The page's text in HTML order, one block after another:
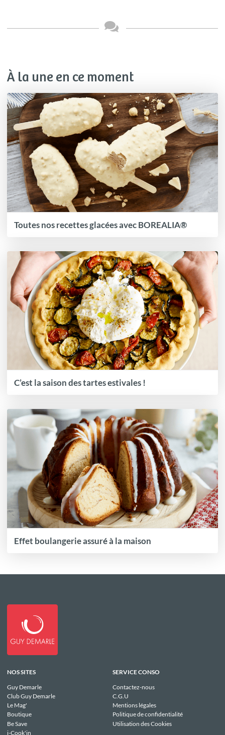
À la une en ce moment
Toutes nos recettes glacées avec BOREALIA®
C’est la saison des tartes estivales !
Effet boulangerie assuré à la maison
NOS SITES
Guy Demarle
Club Guy Demarle
Le Mag'
Boutique
Be Save
i-Cook'in
SERVICE CONSO
Contactez-nous
C.G.U
Mentions légales
Politique de confidentialité
Utilisation des Cookies